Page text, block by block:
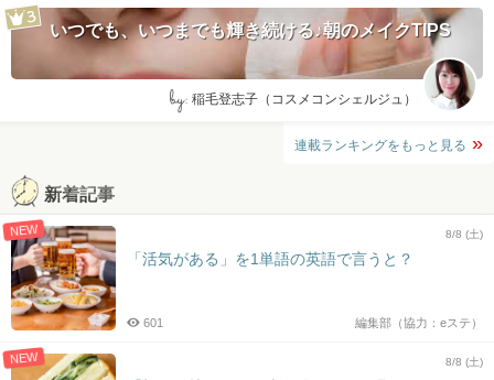
いつでも、いつまでも輝き続ける♪朝のメイクTIPS
by: 稲毛登志子（コスメコンシェルジュ）
連載ランキングをもっと見る
新着記事
NEW 8/8 (土)
「活気がある」を1単語の英語で言うと？
編集部（協力：eステ）
601
NEW 8/8 (土)